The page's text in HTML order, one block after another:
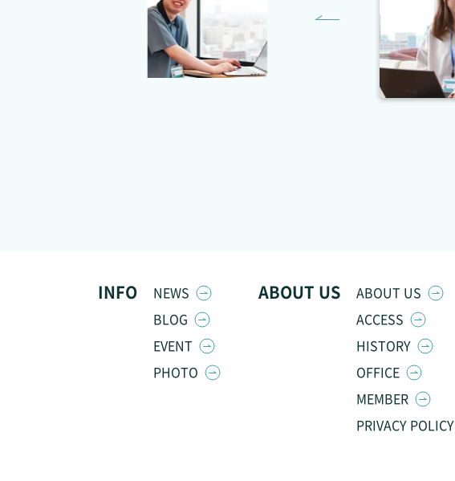
ビジネスソリューション
Division ソリューションGroup
ソリューション第3Team 所
属 ー2023年新卒入社ー
高知県の専門学校卒業後North
Detailへ入社。札幌に来て1番
びっくりしたのは、雪の多さで
INFO
NEWS
BLOG
EVENT
PHOTO
ABOUT US
ABOUT US
ACCESS
HISTORY
OFFICE
MEMBER
PRIVACY POLICY